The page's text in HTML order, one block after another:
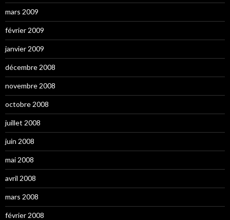
mars 2009
février 2009
janvier 2009
décembre 2008
novembre 2008
octobre 2008
juillet 2008
juin 2008
mai 2008
avril 2008
mars 2008
février 2008